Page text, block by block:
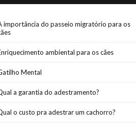
importância do passeio migratório para os
ambiental para os cães
Mental
a garantia do adestramento?
o custo pra adestrar um cachorro?